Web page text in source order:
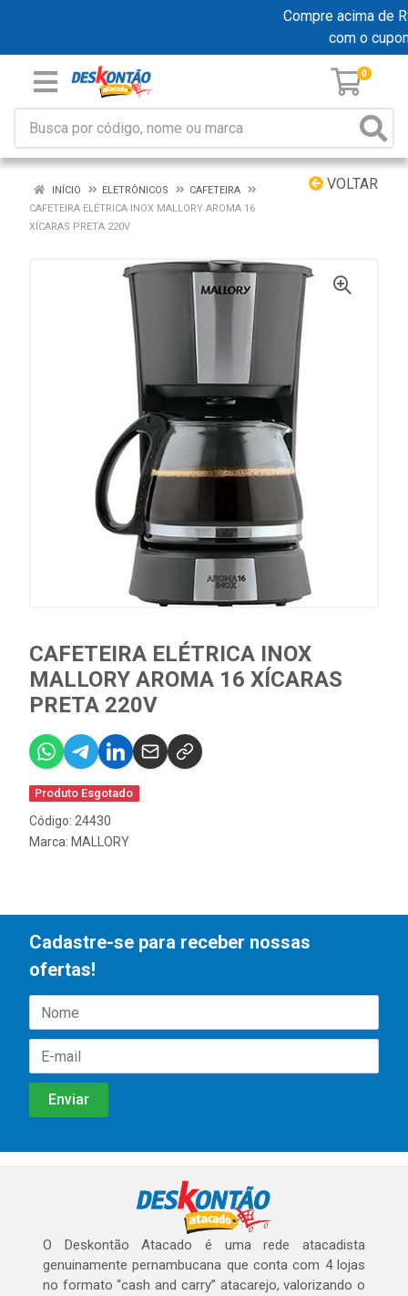
Compre acima de
com o
0
VOLTAR
INÍCIO ELETRÔNICOS
CAFETEIRA
CAFETEIRA ELÉTRICA INOX MALLORY AROMA 16
XÍCARAS PRETA 220V
CAFETEIRA ELÉTRICA INOX
MALLORY AROMA 16 XÍCARAS
PRETA 220V
Produto Esgotado
Código: 24430
Marca: MALLORY
Cadastre-se para receber nossas
ofertas!
O Deskontão Atacado é uma rede atacadista
genuinamente pernambucana que conta com 4 lojas
no formato “cash and carry” atacarejo, valorizando o